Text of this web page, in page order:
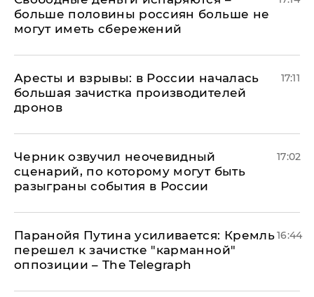
больше половины россиян больше не
могут иметь сбережений
Аресты и взрывы: в России началась
большая зачистка производителей
дронов
17:11
Черник озвучил неочевидный
сценарий, по которому могут быть
разыграны события в России
17:02
Паранойя Путина усиливается: Кремль
перешел к зачистке "карманной"
оппозиции – The Telegraph
16:44